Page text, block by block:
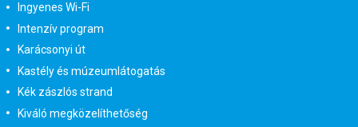
Ingyenes Wi-Fi
Intenzív program
Karácsonyi út
Kastély és múzeumlátogatás
Kék zászlós strand
Kiváló megközelíthetőség